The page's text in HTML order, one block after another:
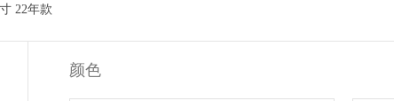
22年款
颜色